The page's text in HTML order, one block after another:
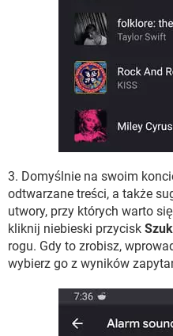
3. Domyślnie na swoim
odtwarzane treści, a także
utwory, przy których warto
kliknij niebieski przycisk
rogu. Gdy to zrobisz,
wybierz go z wyników